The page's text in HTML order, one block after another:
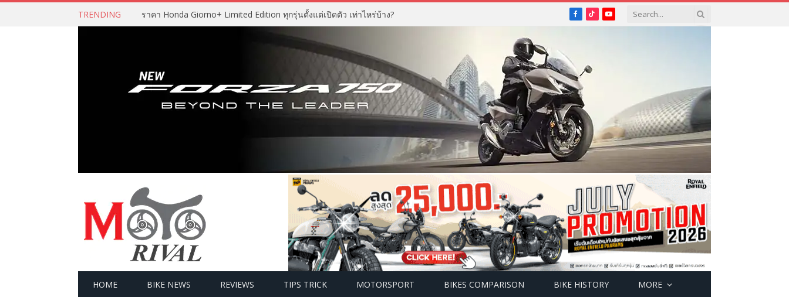
TRENDING ราคา Honda Giorno+ Limited Edition ทุกรุ่นตั้งแต่เปิดตัว เท่าไหร่บ้าง? Facebook
TikTokYouTube
HOME BIKE NEWS REVIEWS TIPS TRICK MOTORSPORT BIKES COMPARISON BIKE HISTORY MORE